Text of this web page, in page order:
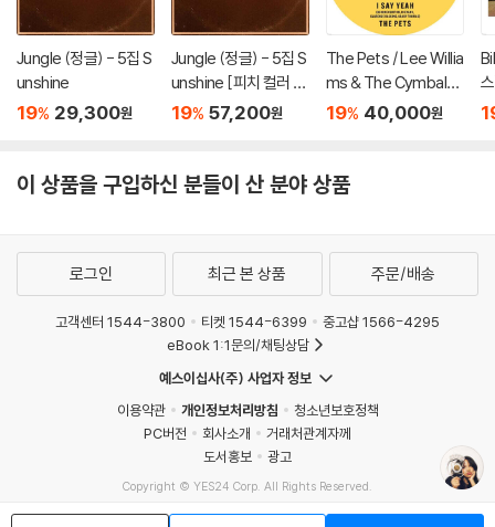
Jungle (정글) - 5집 S
unshine
19% 29,300원
Jungle (정글) - 5집 S
unshine [피치 컬러 L
P]
19% 57,200원
The Pets / Lee Willia
ms & The Cymbals
- I Say Yeah / It's Eve
19% 40,000원
이 상품을 구입하신 분들이 산 분야 상품
로그인 최근 본 상품 주문/배송
고객센터 1544-3800 티켓 1544-6399
중고샵 1566-4295
eBook 1:1문의/채팅상담
예스이십사(주) 사업자 정보
이용약관
개인정보처리방침
청소년보호정책
PC버전
회사소개
거래처관계자께
도서홍보
광고
Copyright © YES24 Corp. All Rights Reserved.